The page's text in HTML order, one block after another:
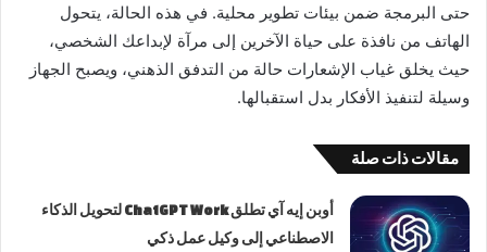
حتى البرمجة ضمن بيئات تطوير محلية. في هذه الحالة، يتحول
الهاتف من نافذة على حياة الآخرين إلى مرآة لإبداعك الشخصي،
حيث يخلق غياب الإشعارات حالة من التدفق الذهني، ويصبح الجهاز
وسيلة لتنفيذ الأفكار بدل استقبالها.
مقالات ذات صلة
أوبن إيه آي تطلق ChatGPT Work لتحويل الذكاء
الاصطناعي إلى وكيل عمل ذكي